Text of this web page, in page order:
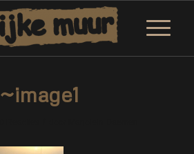
~image1